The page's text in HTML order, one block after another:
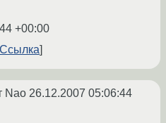
+00:00
Ссылка
Nao 26.12.2007 05:06:44